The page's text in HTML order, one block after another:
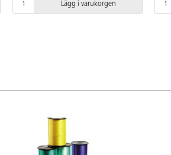
Lägg i varukorgen